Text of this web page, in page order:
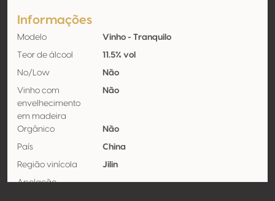
Informações
Modelo Vinho - Tranquilo
Teor de álcool 11.5% vol
No/Low Não
Vinho com
envelhecimento
em madeira
Não
Orgânico Não
País China
Região vinícola Jilin
Apelação